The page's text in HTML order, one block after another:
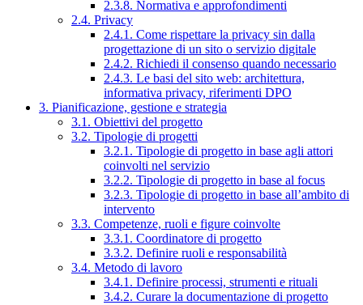
2.3.8. Normativa e approfondimenti
2.4. Privacy
2.4.1. Come rispettare la privacy sin dalla
progettazione di un sito o servizio digitale
2.4.2. Richiedi il consenso quando necessario
2.4.3. Le basi del sito web: architettura,
informativa privacy, riferimenti DPO
3. Pianificazione, gestione e strategia
3.1. Obiettivi del progetto
3.2. Tipologie di progetti
3.2.1. Tipologie di progetto in base agli attori
coinvolti nel servizio
3.2.2. Tipologie di progetto in base al focus
3.2.3. Tipologie di progetto in base all’ambito di
intervento
3.3. Competenze, ruoli e figure coinvolte
3.3.1. Coordinatore di progetto
3.3.2. Definire ruoli e responsabilità
3.4. Metodo di lavoro
3.4.1. Definire processi, strumenti e rituali
3.4.2. Curare la documentazione di progetto